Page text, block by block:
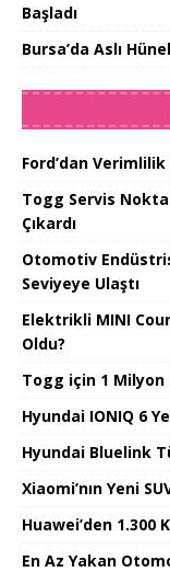
Başladı
Bursa’da Aslı
Ford’dan
Togg Servis
Çıkardı
Otomotiv
Seviyeye Ulaştı
Elektrikli MINI
Oldu?
Togg için 1 Milyon
Hyundai IONIQ 6
Hyundai Bluelink
Xiaomi’nın Yeni
Huawei’den 1.300
En Az Yakan